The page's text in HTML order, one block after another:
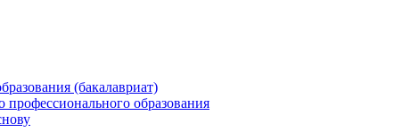
(бакалавриат)
образования